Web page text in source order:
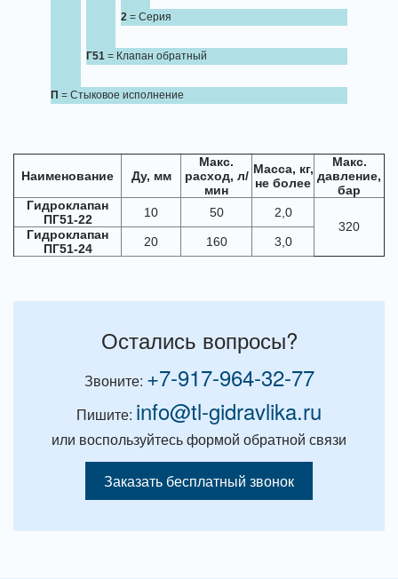
2 = Серия
Г51 = Клапан обратный
П = Стыковое исполнение
Наименование Ду, мм
Макс.
расход, л/
мин
Масса, кг,
не более
Макс.
давление,
бар
Гидроклапан
ПГ51-22
10 50
2,0
320
Гидроклапан
ПГ51-24
20 160 3,0
Остались вопросы?
Звоните: +7-917-964-32-77
Пишите: info@tl-gidravlika.ru
или воспользуйтесь формой обратной связи
Заказать бесплатный звонок